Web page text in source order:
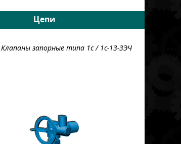
Цепи
Тяговые пластинчатые
Грузовые пластинчатые
Для энергетики
Клапаны запорные типа 1с/ 1c-13-3ЭЧ